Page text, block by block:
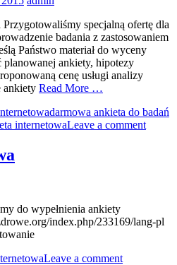
specjalną ofertę dla
badania z zastosowaniem
Państwo materiał do wyceny
planowanej ankiety, hipotezy
cenę usługi analizy
ankiety Read More …
darmowa ankieta do badań
internetowaLeave a comment
do wypełnienia ankiety
index.php/233169/lang-pl
Leave a comment